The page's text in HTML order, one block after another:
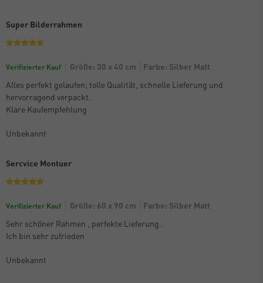
Super Bilderrahmen
Verifizierter Kauf Größe: 30 x 40 cm
Farbe: Silber Matt
Alles perfekt gelaufen; tolle Qualität, schnelle Lieferung und
hervorragend verpackt.
Klare Kaufempfehlung
Unbekannt
Sercvice Montuer
Verifizierter Kauf Größe: 60 x 90 cm
Farbe: Silber Matt
Sehr schöner Rahmen , perfekte Lieferung .
Ich bin sehr zufrieden
Unbekannt